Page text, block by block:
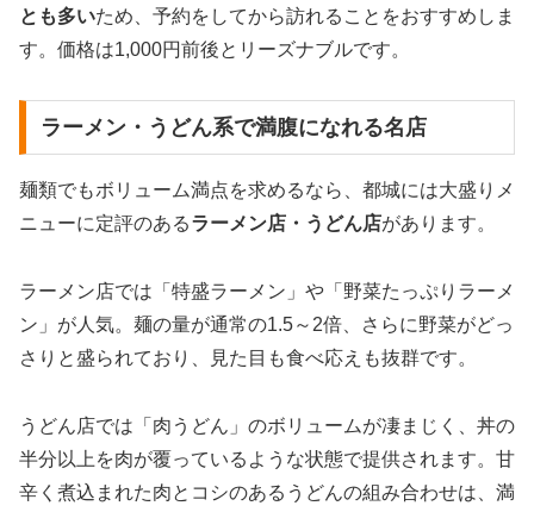
とも多いため、予約をしてから訪れることをおすすめしま
す。価格は1,000円前後とリーズナブルです。
ラーメン・うどん系で満腹になれる名店
麺類でもボリューム満点を求めるなら、都城には大盛りメ
ニューに定評のあるラーメン店・うどん店があります。
ラーメン店では「特盛ラーメン」や「野菜たっぷりラーメ
ン」が人気。麺の量が通常の1.5～2倍、さらに野菜がどっ
さりと盛られており、見た目も食べ応えも抜群です。
うどん店では「肉うどん」のボリュームが凄まじく、丼の
半分以上を肉が覆っているような状態で提供されます。甘
辛く煮込まれた肉とコシのあるうどんの組み合わせは、満